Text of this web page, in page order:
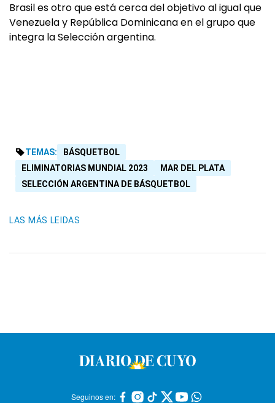
Brasil es otro que está cerca del objetivo al igual que
Venezuela y República Dominicana en el grupo que
integra la Selección argentina.
TEMAS:
BÁSQUETBOL
ELIMINATORIAS MUNDIAL 2023
MAR DEL PLATA
SELECCIÓN ARGENTINA DE BÁSQUETBOL
LAS MÁS LEIDAS
Seguinos en: